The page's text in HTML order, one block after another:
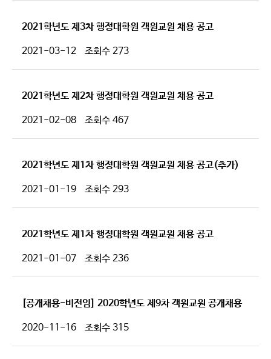
2021학년도 제3차 행정대학원 객원교원 채용 공고
2021-03-12 조회수 273
2021학년도 제2차 행정대학원 객원교원 채용 공고
2021-02-08 조회수 467
2021학년도 제1차 행정대학원 객원교원 채용 공고(추가)
2021-01-19 조회수 293
2021학년도 제1차 행정대학원 객원교원 채용 공고
2021-01-07 조회수 236
[공개채용-비전임] 2020학년도 제9차 객원교원 공개채용
2020-11-16 조회수 315